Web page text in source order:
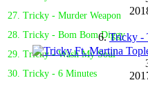
27. Tricky - Murder Weapon
28. Tricky - Bom Bom Diggy
29. Tricky - Wash My Soul
30. Tricky - 6 Minutes
6.Tricky -